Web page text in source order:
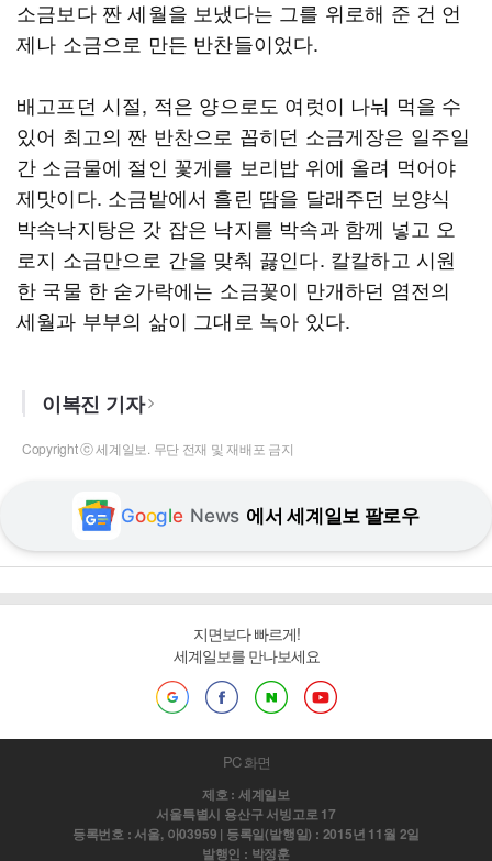
소금보다 짠 세월을 보냈다는 그를 위로해 준 건 언
제나 소금으로 만든 반찬들이었다.
배고프던 시절, 적은 양으로도 여럿이 나눠 먹을 수
있어 최고의 짠 반찬으로 꼽히던 소금게장은 일주일
간 소금물에 절인 꽃게를 보리밥 위에 올려 먹어야
제맛이다. 소금밭에서 흘린 땀을 달래주던 보양식
박속낙지탕은 갓 잡은 낙지를 박속과 함께 넣고 오
로지 소금만으로 간을 맞춰 끓인다. 칼칼하고 시원
한 국물 한 숟가락에는 소금꽃이 만개하던 염전의
세월과 부부의 삶이 그대로 녹아 있다.
이복진 기자
Copyright ⓒ 세계일보. 무단 전재 및 재배포 금지
Google News 에서 세계일보 팔로우
지면보다 빠르게!
세계일보를 만나보세요
PC 화면
제호 : 세계일보
서울특별시 용산구 서빙고로 17
등록번호 : 서울, 아03959 | 등록일(발행일) : 2015년 11월 2일
발행인 : 박정훈